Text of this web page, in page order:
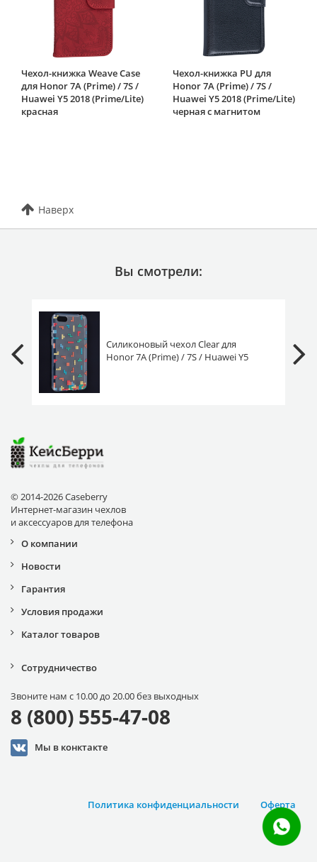
Чехол-книжка Weave Case
для Honor 7A (Prime) / 7S /
Huawei Y5 2018 (Prime/Lite)
красная
Чехол-книжка PU для
Honor 7A (Prime) / 7S /
Huawei Y5 2018 (Prime/Lite)
черная с магнитом
Наверх
Вы смотрели:
Силиконовый чехол Clear для
Honor 7A (Prime) / 7S / Huawei Y5
© 2014-2026 Caseberry
Интернет-магазин чехлов
и аксессуаров для телефона
О компании
Новости
Гарантия
Условия продажи
Каталог товаров
Сотрудничество
Звоните нам с 10.00 до 20.00 без выходных
8 (800) 555-47-08
Мы в конктакте
Оферта
Политика конфиденциальности